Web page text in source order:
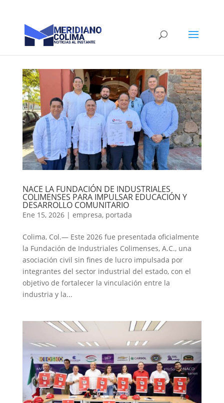
NACE LA FUNDACIÓN DE INDUSTRIALES
COLIMENSES PARA IMPULSAR EDUCACIÓN Y
DESARROLLO COMUNITARIO
Ene 15, 2026| empresa, portada
Colima, Col.— Este 2026 fue presentada oficialmente
la Fundación de Industriales Colimenses, A.C., una
asociación civil sin fines de lucro impulsada por
integrantes del sector industrial del estado, con el
objetivo de fortalecer la vinculación entre la
industria y la...